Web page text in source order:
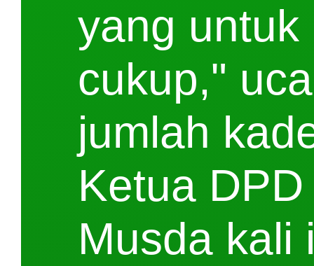
yang untuk
cukup,"
jumlah
Ketua
Musda kali